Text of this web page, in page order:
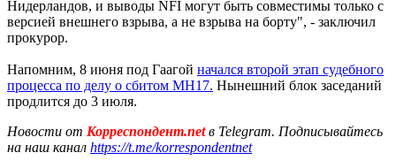
Нидерландов, и выводы NFI могут быть совместимы только с
версией внешнего взрыва, а не взрыва на борту", - заключил
прокурор.
Напомним, 8 июня под Гаагой начался второй этап судебного
процесса по делу о сбитом МН17. Нынешний блок заседаний
продлится до 3 июля.
Новости от Корреспондент.netв Telegram. Подписывайтесь
на наш канал https://t.me/korrespondentnet